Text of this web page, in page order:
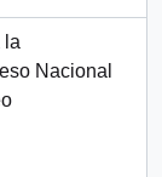
la
Nacional